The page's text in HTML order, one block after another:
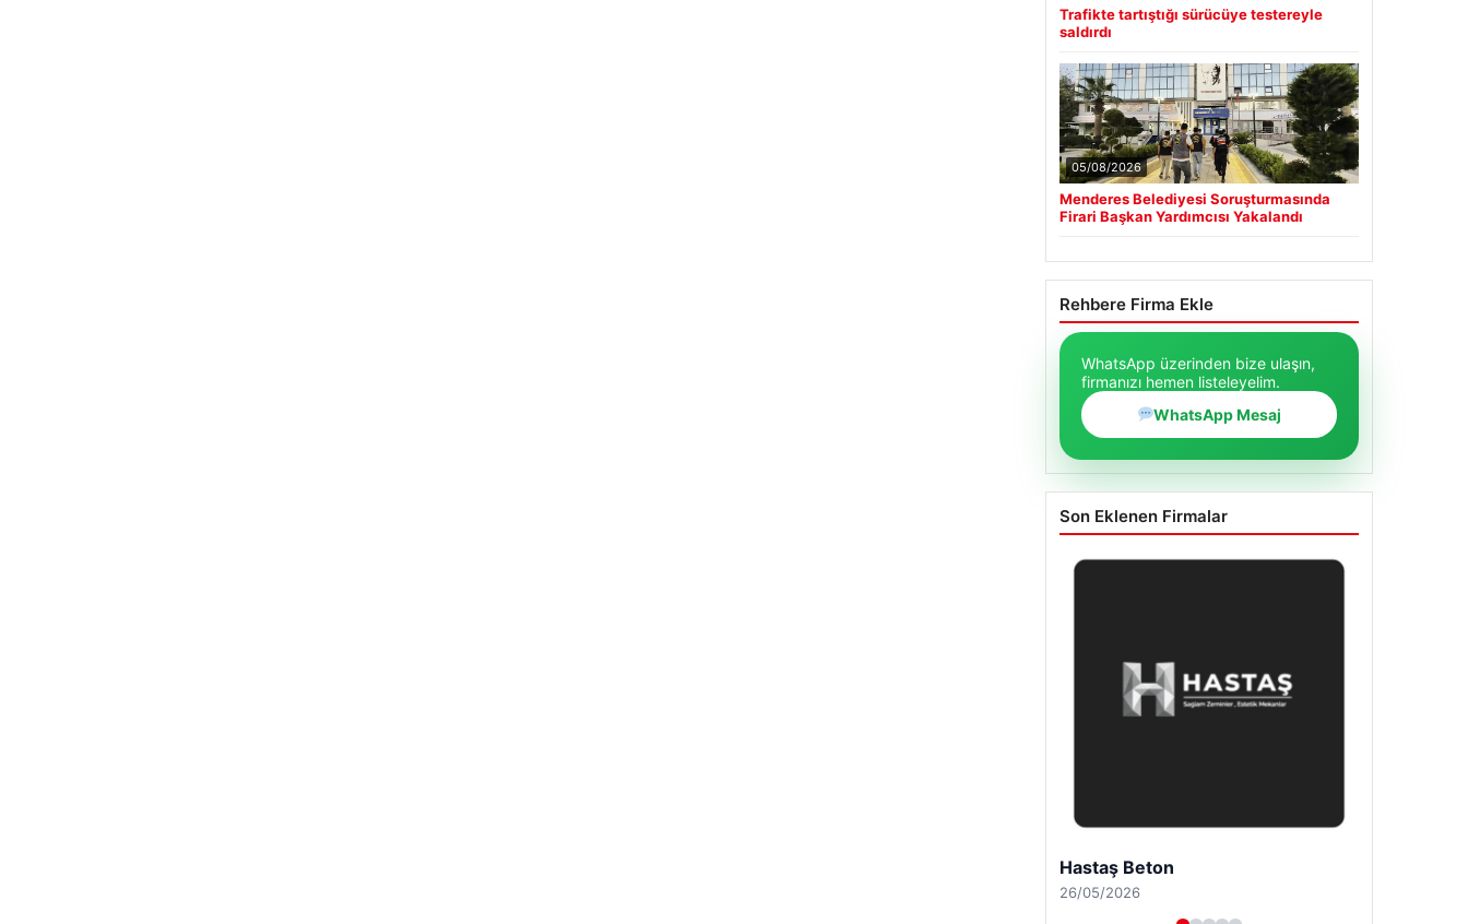
Trafikte tartıştığı sürücüye testereyle
saldırdı
05/08/2026
Menderes Belediyesi Soruşturmasında
Firari Başkan Yardımcısı Yakalandı
Rehbere Firma Ekle
WhatsApp üzerinden bize ulaşın,
firmanızı hemen listeleyelim.
WhatsApp Mesaj
Son Eklenen Firmalar
Hastaş Beton
26/05/2026